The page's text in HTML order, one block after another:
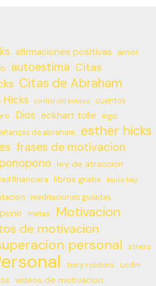
afirmaciones positivas
amor
autoestima Citas
Citas de Abraham
control del estress cuentos
Dios eckhart tolle ego
de abraham esther hicks
frases de motivacion
ley de atraccion
financiera libros gratis louise hay
meditaciones guiadas
metas Motivacion
de motivacion
personal stress
tony robbins
ucdm
videos de motivacion